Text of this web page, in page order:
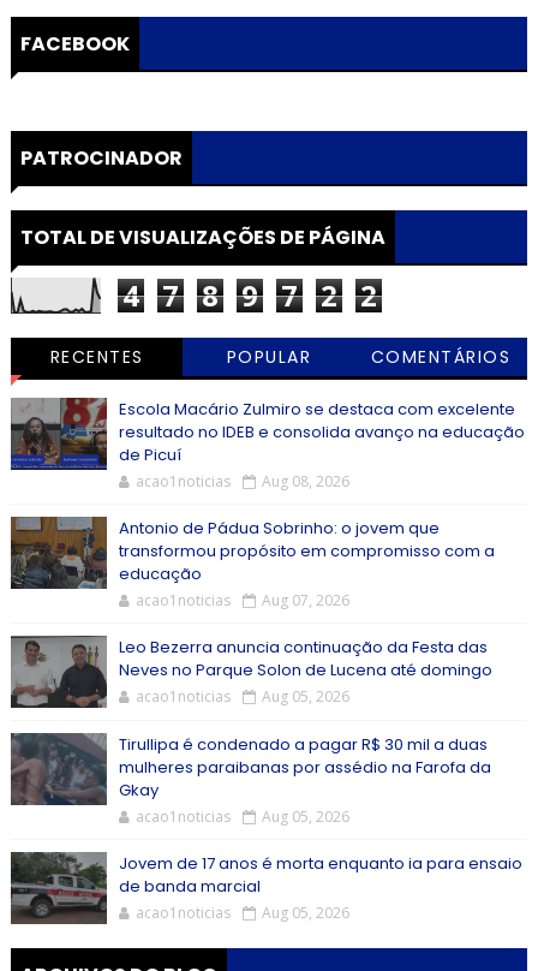
FACEBOOK
PATROCINADOR
TOTAL DE VISUALIZAÇÕES DE PÁGINA
4 7 8 9 7 2 2
RECENTES POPULAR COMENTÁRIOS
Escola Macário Zulmiro se destaca com excelente
resultado no IDEB e consolida avanço na educação
de Picuí
acao1noticias Aug 08, 2026
Antonio de Pádua Sobrinho: o jovem que
transformou propósito em compromisso com a
educação
acao1noticias Aug 07, 2026
Leo Bezerra anuncia continuação da Festa das
Neves no Parque Solon de Lucena até domingo
acao1noticias Aug 05, 2026
Tirullipa é condenado a pagar R$ 30 mil a duas
mulheres paraibanas por assédio na Farofa da
Gkay
acao1noticias Aug 05, 2026
Jovem de 17 anos é morta enquanto ia para ensaio
de banda marcial
acao1noticias Aug 05, 2026